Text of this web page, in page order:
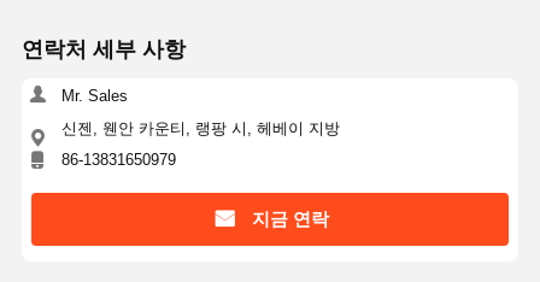
연락처 세부 사항
Mr. Sales
신젠, 웬안 카운티, 랭팡 시, 헤베이 지방
86-13831650979
지금 연락